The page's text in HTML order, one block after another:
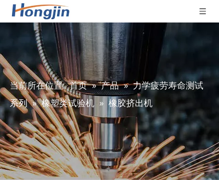
当前所在位置: 首页 » 产品 » 力学疲劳寿命测试
系列 » 橡塑类试验机 » 橡胶挤出机